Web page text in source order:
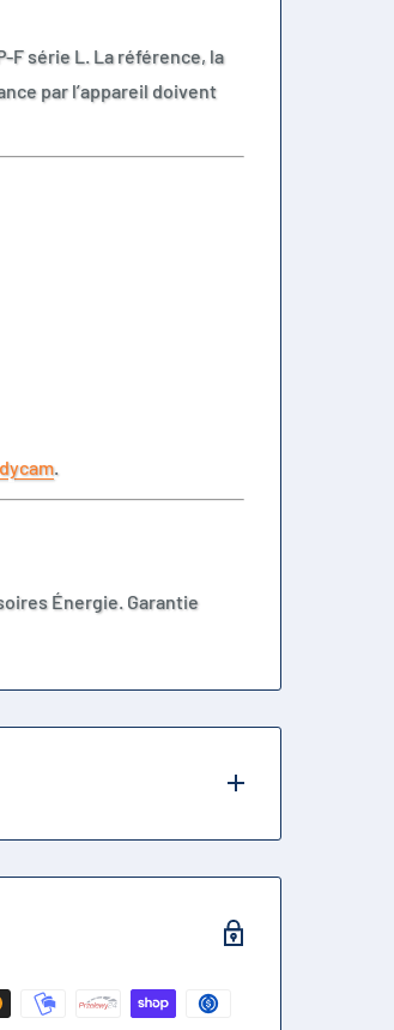
F série L. La référence, la
par l’appareil doivent
.
Énergie. Garantie